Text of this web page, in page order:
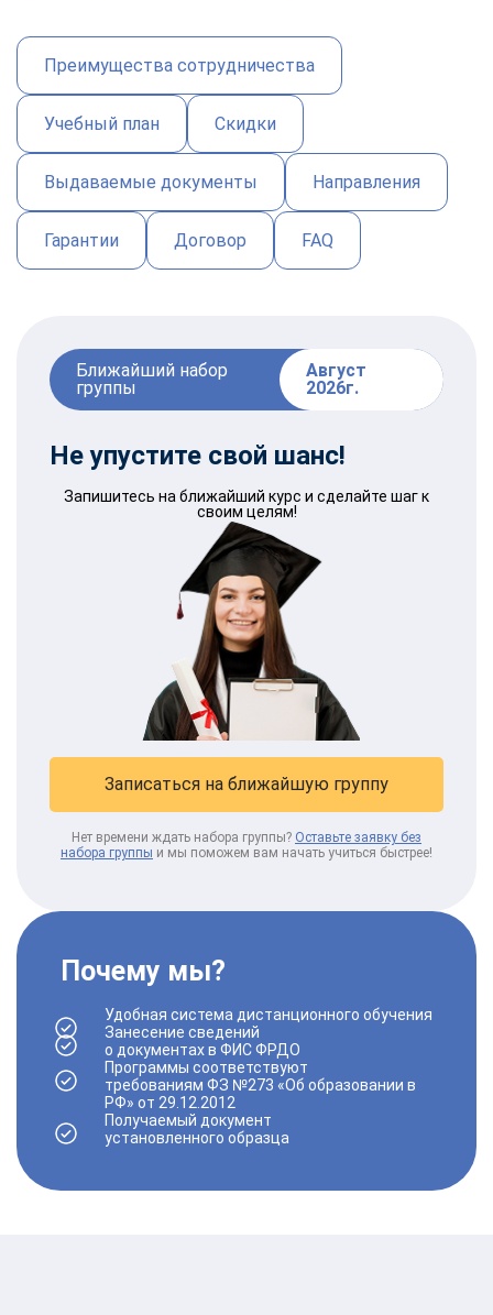
Преимущества сотрудничества
Учебный план Скидки
Выдаваемые документы Направления
Гарантии Договор FAQ
Ближайший набор
группы
Август
2026г.
Не упустите свой шанс!
Запишитесь на ближайший курс и сделайте шаг к
своим целям!
Записаться на ближайшую группу
Нет времени ждать набора группы? Оставьте заявку без
набора группы и мы поможем вам начать учиться быстрее!
Почему мы?
Удобная система дистанционного обучения
Занесение сведений
о документах в ФИС ФРДО
Программы соответствуют
требованиям ФЗ №273 «Об образовании в
РФ» от 29.12.2012
Получаемый документ
установленного образца